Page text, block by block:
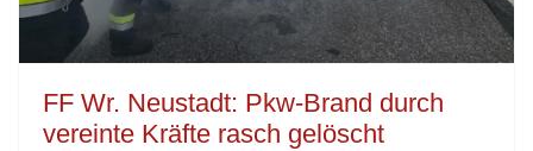
FF Wr. Neustadt: Pkw-Brand durch
vereinte Kräfte rasch gelöscht